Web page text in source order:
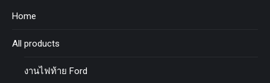
Home
All products
งานไฟท้าย Ford